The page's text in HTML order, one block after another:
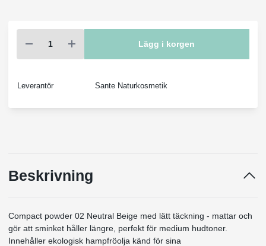
Lägg i korgen
Leverantör Sante Naturkosmetik
Beskrivning
Compact powder 02 Neutral Beige med lätt täckning - mattar och
gör att sminket håller längre, perfekt för medium hudtoner.
Innehåller ekologisk hampfröolja känd för sina